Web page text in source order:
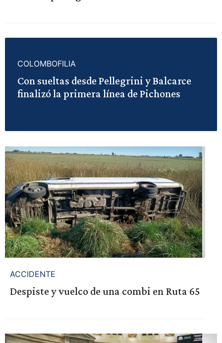
COLOMBOFILIA
Con sueltas desde Pellegrini y Balcarce
finalizó la primera línea de Pichones
ACCIDENTE
Despiste y vuelco de una combi en Ruta 65